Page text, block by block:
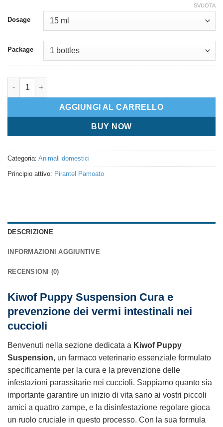
Dosage
Package
SVUOTA
Kiwof Puppy Suspension quantità
AGGIUNGI AL CARRELLO
BUY NOW
Categoria: Animali domestici
Principio attivo: Pirantel Pamoato
DESCRIZIONE
INFORMAZIONI AGGIUNTIVE
RECENSIONI (0)
Kiwof Puppy Suspension Cura e
prevenzione dei vermi intestinali nei
cuccioli
Benvenuti nella sezione dedicata a Kiwof Puppy
Suspension, un farmaco veterinario essenziale formulato
specificamente per la cura e la prevenzione delle
infestazioni parassitarie nei cuccioli. Sappiamo quanto sia
importante garantire un inizio di vita sano ai vostri piccoli
amici a quattro zampe, e la disinfestazione regolare gioca
un ruolo cruciale in questo processo. Con la sua formula